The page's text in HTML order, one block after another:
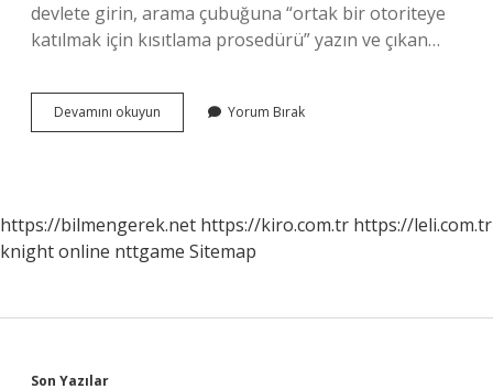
devlete girin, arama çubuğuna “ortak bir otoriteye
katılmak için kısıtlama prosedürü” yazın ve çıkan…
Devamını okuyun
Devlet
Yorum Bırak
https://bilmengerek.net https://kiro.com.tr https://leli.com.tr
knight online nttgame Sitemap
Son Yazılar